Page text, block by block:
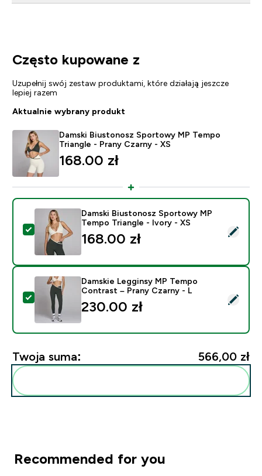
Często kupowane z
Uzupełnij swój zestaw produktami, które działają jeszcze
lepiej razem
Aktualnie wybrany produkt
Damski Biustonosz Sportowy MP Tempo
Triangle - Prany Czarny - XS
168.00 zł‎
Wybierz ten produkt - Damski Biustonosz Sportowy
Damski Biustonosz Sportowy MP
Tempo Triangle - Ivory - XS
168.00 zł‎
Wybierz ten produkt - Damskie Legginsy MP Tempo
Damskie Legginsy MP Tempo
Contrast – Prany Czarny - L
230.00 zł‎
Twoja suma: 566,00 zł‎
Recommended for you